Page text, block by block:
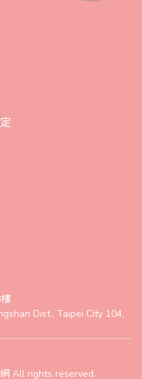
Dist., Taipei City 104,
All rights reserved.